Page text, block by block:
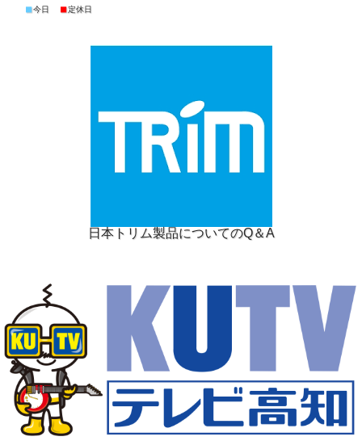
■今日 ■定休日
日本トリム製品についてのQ＆A